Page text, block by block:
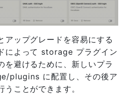
アップグレードを容易にする
によって storage プラグイン
を避けるために、新しいプラ
plugins に配置し、その後ア
ことができます。